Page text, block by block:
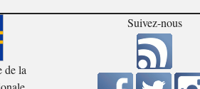
de la
Suivez-nous